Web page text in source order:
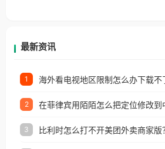
最新资讯
1
2
3